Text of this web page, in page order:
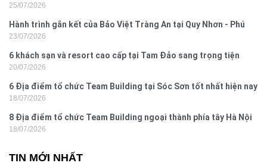
25/07/2026
Hành trình gắn kết của Bảo Việt Tràng An tại Quy Nhơn - Phú
Yên
23/07/2026
6 khách sạn và resort cao cấp tại Tam Đảo sang trọng tiện
nghi
20/07/2026
6 Địa điểm tổ chức Team Building tại Sóc Sơn tốt nhất hiện nay
18/07/2026
8 Địa điểm tổ chức Team Building ngoại thành phía tây Hà Nội
18/07/2026
TIN MỚI NHẤT